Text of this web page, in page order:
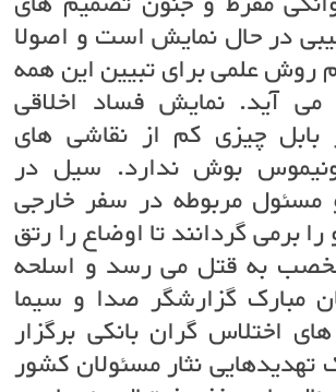
در حال نمایش است و اصولا
روش علمی برای تبیین این همه
می آید. نمایش فساد اخلاقی
بابل چیزی کم از نقاشی های
بوش ندارد. سیل در
مسئول مربوطه در سفر خارجی
برمی گردانند تا اوضاع را رتق
به قتل می رسد و اسلحه
مبارک گزارشگر صدا و سیما
اختلاس گران بانکی برگزار
نثار مسئولان کشور